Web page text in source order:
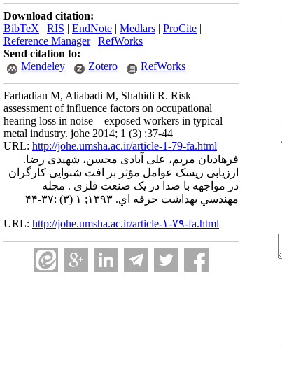
Download citation:
BibTeX | RIS | EndNote | Medlars | ProCite |
Reference Manager| RefWorks
Send citation to:
Mendeley
Zotero RefWorks
Farhadian M, Aliabadi M, Shahidi R. Risk
assessment of influence factors on occupational
hearing loss in noise – exposed workers in typical
metal industry. johe 2014; 1 (3) :37-44
URL: http://johe.umsha.ac.ir/article-1-79-fa.html
فرهادیان مریم، علی آبادی محسن، شهیدی رضا.
ارزیابی ریسک عوامل مؤثر بر افت شنوایی کارگران
در مواجهه با صدا در یک صنعت فلزی . مجله
مهندسي بهداشت حرفه اي. ۱۳۹۳; ۱ (۳) :۳۷-۴۴
URL: http://johe.umsha.ac.ir/article-۱-۷۹-fa.html